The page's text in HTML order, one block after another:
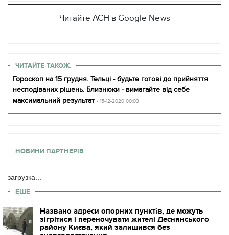
Читайте АСН в Google News
ЧИТАЙТЕ ТАКОЖ.
Гороскоп на 15 грудня. Тельці - будьте готові до прийняття
несподіваних рішень. Близнюки - вимагайте від себе
максимальний результат - 15-12-2020 00:03
НОВИНИ ПАРТНЕРІВ
загрузка...
ЕЩЕ
Названо адреси опорних пунктів, де можуть
зігрітися і переночувати жителі Деснянського
району Києва, який залишився без